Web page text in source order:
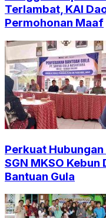
Terlambat, KAI
Permohonan Maaf
Perkuat Hubungan
SGN MKSO
Bantuan Gula